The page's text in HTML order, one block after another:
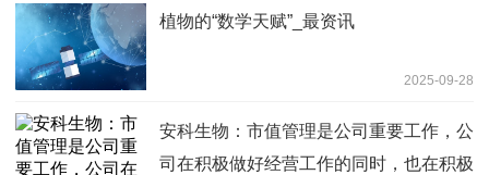
植物的“数学天赋”_最资讯
2025-09-28
安科生物：市值管理是公司重要工作，公
司在积极做好经营工作的同时，也在积极